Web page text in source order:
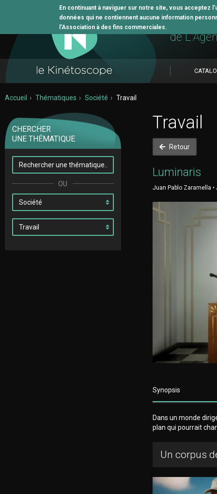
En continuant à naviguer sur notre site, vous
données qui ne contiennent aucune information
l’Association à des fins commerciales. L'outil
de
Accueil Thématiques Société Travail
CHERCHER
UNE THÉMATIQUE
Travail
Retour
Luminaris
Juan Pablo Zaramella •
Synopsis
Dans un monde
plan qui pourrait
Un corpus